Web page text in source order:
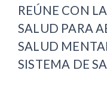
REÚNE CON
SALUD PARA
SALUD
SISTEMA DE